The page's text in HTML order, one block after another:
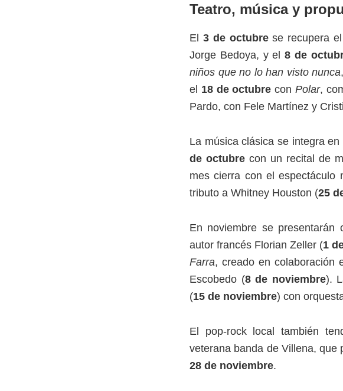
Teatro, música y
El 3 de octubrese recupera
Jorge Bedoya, y el8 de
niños que no lo han visto nunca
el 18 de octubre con Polar,
Pardo, con Fele Martínez y
La música clásica se integra en
de octubre con un recital de
mes cierra con el espectáculo
tributo a Whitney Houston (25
En noviembre se presentarán
autor francés Florian Zeller (1
Farra, creado en colaboración
Escobedo (8 de noviembre).
(15 de noviembre) con
El pop-rock local también
veterana banda de Villena,
28 de noviembre.